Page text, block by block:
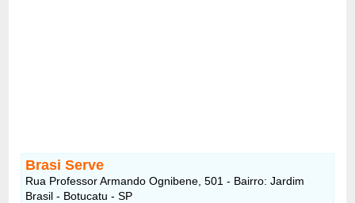
Brasi Serve
Rua Professor Armando Ognibene, 501 - Bairro: Jardim
Brasil - Botucatu - SP